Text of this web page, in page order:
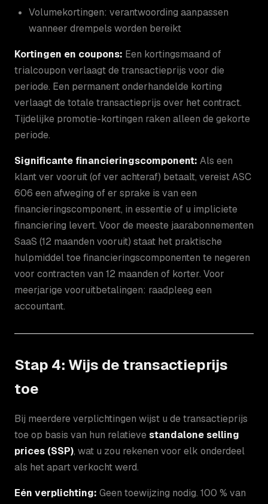
Volumekortingen: verantwoording aanpassen
wanneer drempels worden bereikt
Kortingen en coupons: Een kortingsmaand of
trialcoupon verlaagt de transactieprijs voor die
periode. Een permanent onderhandelde korting
verlaagt de totale transactieprijs over het contract.
Tijdelijke promotie-kortingen raken alleen de gekorte
periode.
Significante financieringscomponent: Als een
klant ver vooruit (of ver achteraf) betaalt, vereist ASC
606 een afweging of er sprake is van een
financieringscomponent, in essentie of u impliciete
financiering levert. Voor de meeste jaarabonnementen
SaaS (12 maanden vooruit) staat het praktische
hulpmiddel toe financieringscomponenten te negeren
voor contracten van 12 maanden of korter. Voor
meerjarige vooruitbetalingen: raadpleeg een
accountant.
Stap 4: Wijs de transactieprijs
toe
Bij meerdere verplichtingen wijst u de transactieprijs
toe op basis van hun relatieve standalone selling
prices (SSP), wat u zou rekenen voor elk onderdeel
als het apart verkocht werd.
Eén verplichting: Geen toewijzing nodig. 100 % van